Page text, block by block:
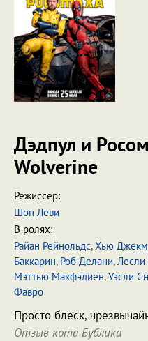
Дэдпул и
Wolverine
Режиссер:
Шон Леви
В ролях:
Райан Рейнольдс,Хью
Баккарин, Роб Делани,Лесли
Мэттью Макфэдиен,Уэсли
Фавро
Просто блеск,
Отзыв кота Бублика